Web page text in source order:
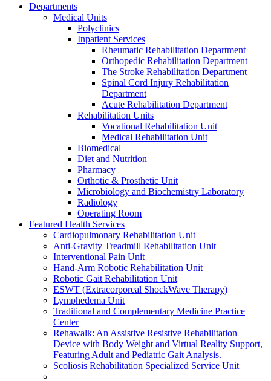
Departments
Medical Units
Polyclinics
Inpatient Services
Rheumatic Rehabilitation Department
Orthopedic Rehabilitation Department
The Stroke Rehabilitation Department
Spinal Cord Injury Rehabilitation
Department
Acute Rehabilitation Department
Rehabilitation Units
Vocational Rehabilitation Unit
Medical Rehabilitation Unit
Biomedical
Diet and Nutrition
Pharmacy
Orthotic & Prosthetic Unit
Microbiology and Biochemistry Laboratory
Radiology
Operating Room
Featured Health Services
Cardiopulmonary Rehabilitation Unit
Anti-Gravity Treadmill Rehabilitation Unit
Interventional Pain Unit
Hand-Arm Robotic Rehabilitation Unit
Robotic Gait Rehabilitation Unit
ESWT (Extracorporeal ShockWave Therapy)
Lymphedema Unit
Traditional and Complementary Medicine Practice
Center
Rehawalk: An Assistive Resistive Rehabilitation
Device with Body Weight and Virtual Reality Support,
Featuring Adult and Pediatric Gait Analysis.
Scoliosis Rehabilitation Specialized Service Unit